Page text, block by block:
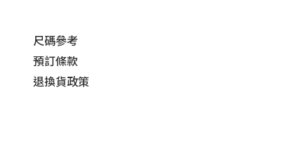
尺碼參考
預訂條款
退換貨政策​